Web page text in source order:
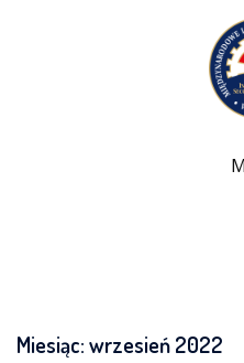
Miesiąc:wrzesień 2022